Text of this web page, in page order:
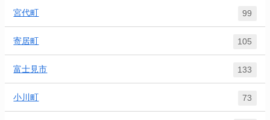
宮代町 99
寄居町 105
富士見市 133
小川町 73